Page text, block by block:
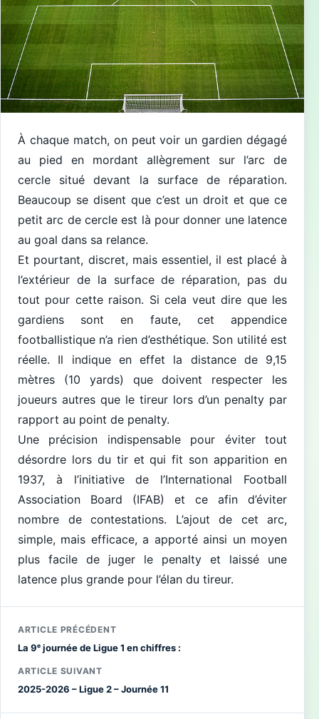
À chaque match, on peut voir un gardien dégagé
au pied en mordant allègrement sur l’arc de
cercle situé devant la surface de réparation.
Beaucoup se disent que c’est un droit et que ce
petit arc de cercle est là pour donner une latence
au goal dans sa relance.
Et pourtant, discret, mais essentiel, il est placé à
l’extérieur de la surface de réparation, pas du
tout pour cette raison. Si cela veut dire que les
gardiens sont en faute, cet appendice
footballistique n’a rien d’esthétique. Son utilité est
réelle. Il indique en effet la distance de 9,15
mètres (10 yards) que doivent respecter les
joueurs autres que le tireur lors d’un penalty par
rapport au point de penalty.
Une précision indispensable pour éviter tout
désordre lors du tir et qui fit son apparition en
1937, à l’initiative de l’International Football
Association Board (IFAB) et ce afin d’éviter
nombre de contestations. L’ajout de cet arc,
simple, mais efficace, a apporté ainsi un moyen
plus facile de juger le penalty et laissé une
latence plus grande pour l’élan du tireur.
ARTICLE PRÉCÉDENT
La 9ᵉ journée de Ligue 1 en chiffres :
ARTICLE SUIVANT
2025-2026 – Ligue 2 – Journée 11